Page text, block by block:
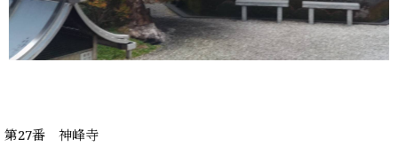
第27番 神峰寺